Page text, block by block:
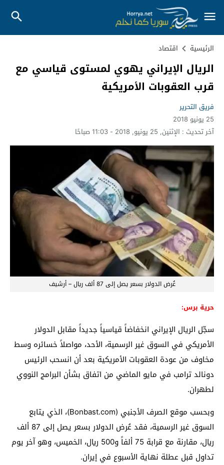
الرئيسية اقتصاد
الريال الإيراني يهوي لمستوى قياسي مع
قرب العقوبات الأمريكية
فريق التحرير
25 يونيو 2018
آخر تحديث : الإثنين, 25 يونيو, 2018 - 11:03 صباحًا
عُرض الدولار بسعر يصل إلى 87 ألف ريال – أرشيف
حرية برس:
سجّل الريال الإيراني انخفاضاً قياسياً جديداً مقابل الدولار
الأمريكي في السوق غير الرسمية، الأحد، مواصلاً خسائره وسط
مخاوف من عودة العقوبات الأمريكية بعد أن انسحب الرئيس
دونالد ترامب في مايو الماضي من اتفاق بشأن البرامج النووي
لطهران.
وبحسب موقع الصرف الأجنبي (‭‭Bonbast.com‬‬)، الذي يتابع
السوق غير الرسمية، فقد عُرض الدولار بسعر يصل إلى 87 ألف
ريال، مقارنة مع قرابة 75 ألفاً و500 ريال، الخميس، وهو آخر يوم
تداول قبل عطلة نهاية الأسبوع في إيران.